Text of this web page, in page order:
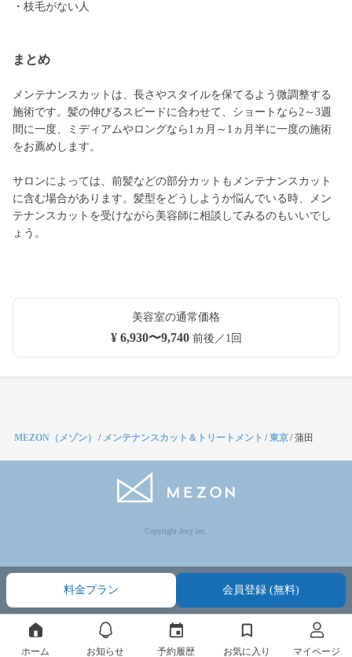
・枝毛がない人
まとめ
メンテナンスカットは、長さやスタイルを保てるよう微調整する
施術です。髪の伸びるスピードに合わせて、ショートなら2～3週
間に一度、ミディアムやロングなら1ヵ月～1ヵ月半に一度の施術
をお薦めします。
サロンによっては、前髪などの部分カットもメンテナンスカット
に含む場合があります。髪型をどうしようか悩んでいる時、メン
テナンスカットを受けながら美容師に相談してみるのもいいでし
ょう。
美容室の通常価格
¥ 6,930〜9,740前後／1回
料金プラン 会員登録 (無料)
MEZON（メゾン） / メンテナンスカット＆トリートメント /東京/蒲田
Copyright Jocy inc.
ホーム お知らせ 予約履歴 お気に入り マイページ